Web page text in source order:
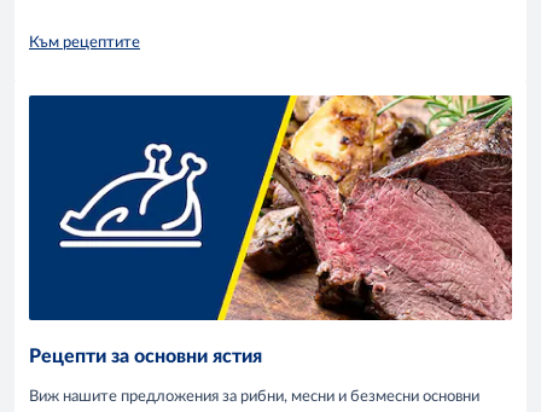
Към рецептите
Рецепти за основни ястия
Виж нашите предложения за рибни, месни и безмесни основни